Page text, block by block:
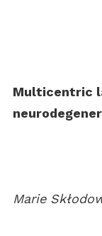
Multicentric
Marie